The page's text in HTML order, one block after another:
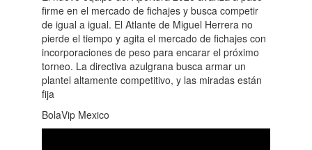
firme en el mercado de fichajes y busca competir
de igual a igual. El Atlante de Miguel Herrera no
pierde el tiempo y agita el mercado de fichajes con
incorporaciones de peso para encarar el próximo
torneo. La directiva azulgrana busca armar un
plantel altamente competitivo, y las miradas están
fija
BolaVip Mexico